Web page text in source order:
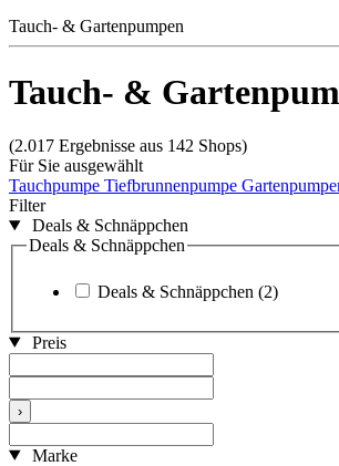
Tauch- & Gartenpumpen
Tauch- &
(2.017 Ergebnisse aus 142 Shops)
Für Sie ausgewählt
Tauchpumpe Tiefbrunnenpumpe
Filter
Deals & Schnäppchen
Deals & Schnäppchen
Deals & Schnäppchen (2)
Preis
›
Marke